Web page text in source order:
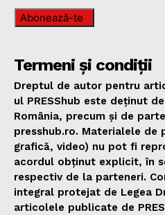
Abonează-te
Termeni și condiții
Dreptul de autor pentru
ul PRESShub este deținut
România, precum și de
presshub.ro. Materialele
grafică, video) nu pot fi
acordul obținut explicit, în
respectiv de la parteneri.
integral protejat de Legea
articolele publicate de